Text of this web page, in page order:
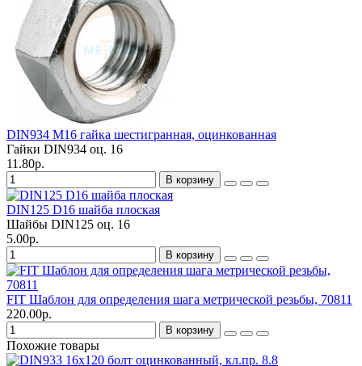
DIN934 M16 гайка шестигранная, оцинкованная
Гайки DIN934 оц. 16
11.80р.
В корзину
DIN125 D16 шайба плоская
Шайбы DIN125 оц. 16
5.00р.
В корзину
FIT Шаблон для определения шага метрической резьбы, 70811
220.00р.
В корзину
Похожие товары